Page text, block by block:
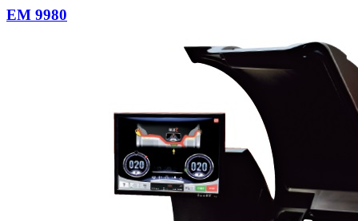
EM 9980